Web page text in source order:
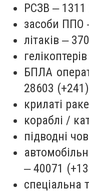
РСЗВ ‒ 1311
засоби ППО
літаків ‒
БПЛА
28603 (+241)
крилаті
кораблі /
підводні
‒ 40071
спеціальна